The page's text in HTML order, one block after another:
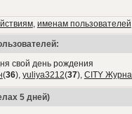
, именам пользователей
свой день рождения
(36), yuliya3212(37), CITY
5 дней)